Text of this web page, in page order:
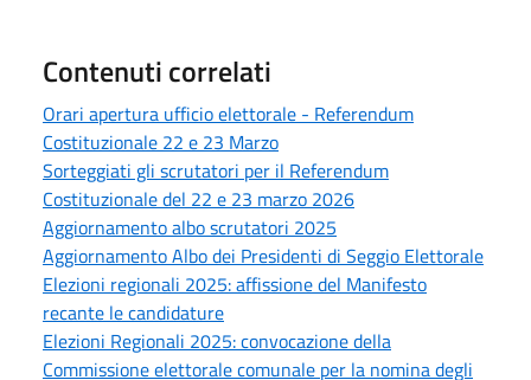
Contenuti correlati
Orari apertura ufficio elettorale - Referendum
Costituzionale 22 e 23 Marzo
Sorteggiati gli scrutatori per il Referendum
Costituzionale del 22 e 23 marzo 2026
Aggiornamento albo scrutatori 2025
Aggiornamento Albo dei Presidenti di Seggio Elettorale
Elezioni regionali 2025: affissione del Manifesto
recante le candidature
Elezioni Regionali 2025: convocazione della
Commissione elettorale comunale per la nomina degli